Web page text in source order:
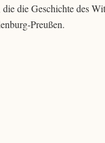
die Geschichte des
Preußen.